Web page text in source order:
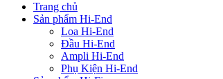
Trang chủ
Sản phẩm Hi-End
Loa Hi-End
Đầu Hi-End
Ampli Hi-End
Phụ Kiện Hi-End